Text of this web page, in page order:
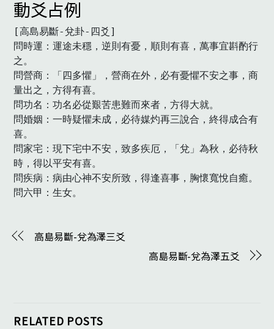
動爻占例
[高島易斷-兌卦-四爻]
問時運：運途未穩，逆則有憂，順則有喜，萬事宜斟酌行
之。
問營商：「四多懼」，營商在外，必有憂懼不安之事，商
量出之，方得有喜。
問功名：功名必從艱苦患難而來者，方得大就。
問婚姻：一時疑懼未成，必待媒灼再三說合，終得成合有
喜。
問家宅：現下宅中不安，致多疾厄，「兌」為秋，必待秋
時，得以平安有喜。
問疾病：病由心神不安所致，得逢喜事，胸懷寬悅自癒。
問六甲：生女。
高島易斷-兌為澤三爻
高島易斷-兌為澤五爻
RELATED POSTS